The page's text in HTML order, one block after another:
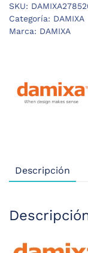
cantidad
SKU:
Categoría: DAMIXA
Marca: DAMIXA
Descripción